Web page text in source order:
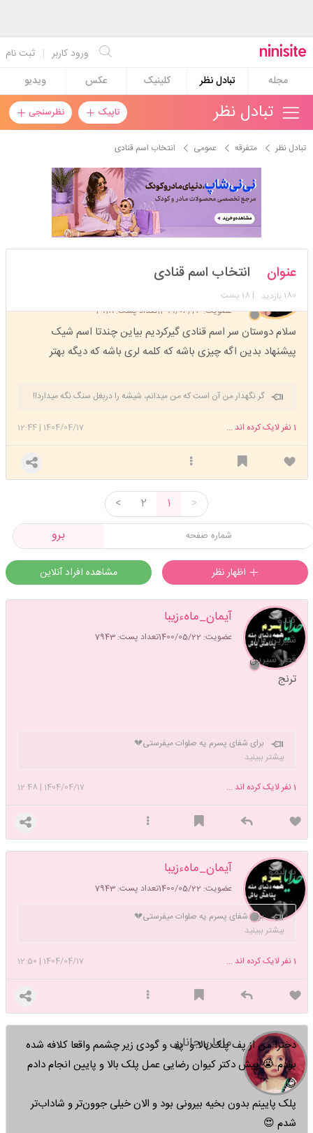
ثبت نام | ورود کاربر
مجله
تبادل نظر کلینیک عکس ویدیو
تاپیک نظرسنجی تبادل نظر
تبادل نظر متفرقه عمومی انتخاب اسم قنادی
مهربانوmmm
عضویت: 1399/06/26 تعداد پست: 4918
عنوان انتخاب اسم قنادی
180 بازدید | 18 پست
سلام دوستان سر اسم قنادی گیرکردیم بیاین چندتا اسم شیک
پیشنهاد بدین اگه چیزی باشه که کلمه لری باشه که دیگه بهتر
گر نگهدار من آن است که من میدانم، شیشه را دربغل سنگ نگه میدارد!!
1404/04/17
|
12:44 1نفر لایک کرده اند ...
>
1
2
<
برو
مشاهده افراد آنلاین
آیمان_ماهءزیبا
عضویت: 1400/05/22 تعداد پست: 7943
کندو
شیرین بابا
قصر شیرین
ترنج
برای شفای پسرم یه صلوات میفرستی💔
حال خوبت آرزومه پسر قشنگم قلبِ مادر
به چشمهایم زل زد و گفت باهم
درستش میکنیم!، چه لذتی داشت همین باهم‌؛ حتی اگر باهم هیچ چیزی
درست نشود
✨سختترین حق الناس این است که به روح دیگران لطمه بزنی
بیشتر ببینید
1404/04/17
|
12:48 1نفر لایک کرده اند ...
آیمان_ماهءزیبا
عضویت: 1400/05/22 تعداد پست: 7943
به لیمو
برای شفای پسرم یه صلوات میفرستی💔
حال خوبت آرزومه پسر قشنگم قلبِ مادر
به چشمهایم زل زد و گفت باهم
درستش میکنیم!، چه لذتی داشت همین باهم‌؛ حتی اگر باهم هیچ چیزی
درست نشود
✨سختترین حق الناس این است که به روح دیگران لطمه بزنی
بیشتر ببینید
1404/04/17
|
12:50 1نفر لایک کرده اند ...
مامان جانان
دخترا من از پف پلک بالا و پف و گودی زیر چشمم واقعا کلافه شده
بودم 😭 پیش دکتر کیوان رضایی عمل پلک بالا و پایین انجام دادم
😊
پلک پایینم بدون بخیه بیرونی بود و الان خیلی جوون‌تر و شاداب‌تر
شدم 😍